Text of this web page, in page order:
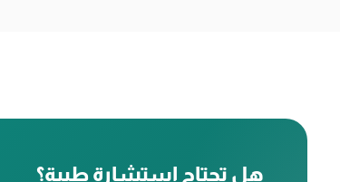
هل تحتاج استشارة طبية؟